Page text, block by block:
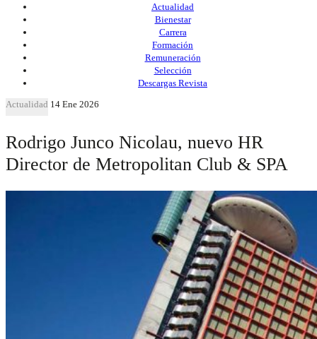
Actualidad
Bienestar
Carrera
Formación
Remuneración
Selección
Descargas Revista
Actualidad 14 Ene 2026
Rodrigo Junco Nicolau, nuevo HR
Director de Metropolitan Club & SPA